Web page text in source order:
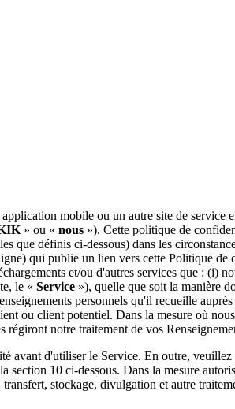
mobile ou un autre site de
» ou « nous »). Cette politique de
que définis ci-dessous) dans les
qui publie un lien vers cette Politique de
et/ou d'autres services que : (i)
le « Service »), quelle que soit la manière
personnels qu'il recueille
ou client potentiel. Dans la mesure où
notre traitement de vos
avant d'utiliser le Service. En outre, veuillez
10 ci-dessous. Dans la mesure
stockage, divulgation et autre